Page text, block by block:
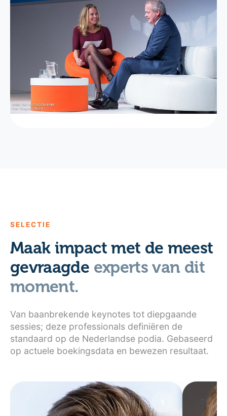
SELECTIE
Maak impact met de meest
gevraagde experts van dit
moment.
Van baanbrekende keynotes tot diepgaande
sessies; deze professionals definiëren de
standaard op de Nederlandse podia. Gebaseerd
op actuele boekingsdata en bewezen resultaat.